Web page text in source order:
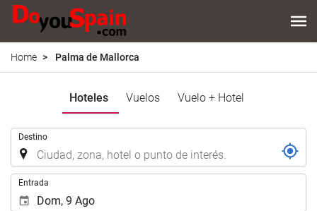
Home Palma de Mallorca
Hoteles Vuelos Vuelo + Hotel
Destino
Entrada